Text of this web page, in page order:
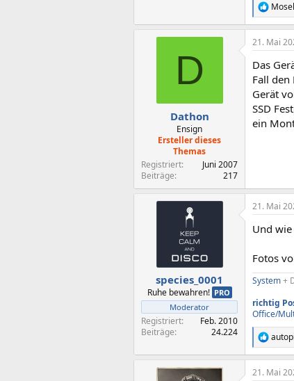
R
e
a
k
i
o
n
e
n
:
D
Dathon
Ensign
Ersteller dieses
Themas
Registriert
Juni 2007
Beiträge
217
21. Mai
Das
Fall
Gerät
SSD
ein
species_0001
Ruhe bewahren! PRO
Moderator
Registriert
Feb. 2010
Beiträge
24.224
21. Mai
Und
Fotos
System+
richtig
Office/
R
e
a
k
21. Mai